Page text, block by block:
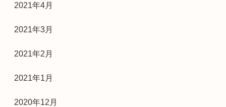
2021年4月
2021年3月
2021年2月
2021年1月
2020年12月